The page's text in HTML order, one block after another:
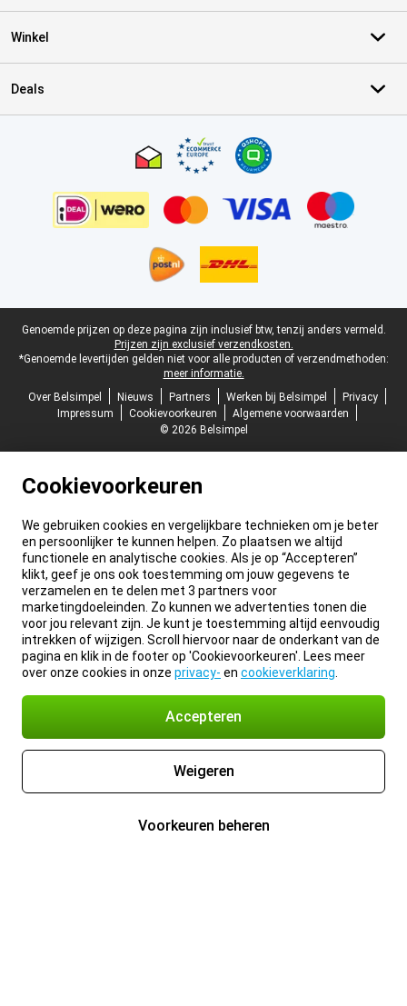
Winkel
Deals
Juridische voettekst
Genoemde prijzen op deze pagina zijn inclusief btw, tenzij anders vermeld.
Prijzen zijn exclusief verzendkosten.
*Genoemde levertijden gelden niet voor alle producten of verzendmethoden:
meer informatie.
Over Belsimpel
Nieuws Partners Werken bij Belsimpel
Privacy
Impressum
Cookievoorkeuren
Algemene voorwaarden
© 2026 Belsimpel
Cookievoorkeuren
We gebruiken cookies en vergelijkbare technieken om je beter
en persoonlijker te kunnen helpen. Zo plaatsen we altijd
functionele en analytische cookies. Als je op “Accepteren”
klikt, geef je ons ook toestemming om jouw gegevens te
verzamelen en te delen met 3 partners voor
marketingdoeleinden. Zo kunnen we advertenties tonen die
voor jou relevant zijn. Je kunt je toestemming altijd eenvoudig
intrekken of wijzigen. Scroll hiervoor naar de onderkant van de
pagina en klik in de footer op 'Cookievoorkeuren'. Lees meer
over onze cookies in onze privacy- en cookieverklaring
Accepteren
Weigeren
Voorkeuren beheren